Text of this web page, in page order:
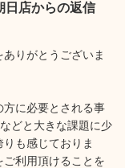
店からの返信
りがとうございま
に必要とされる事
どと大きな課題に少
も感じておりま
利用頂けることを